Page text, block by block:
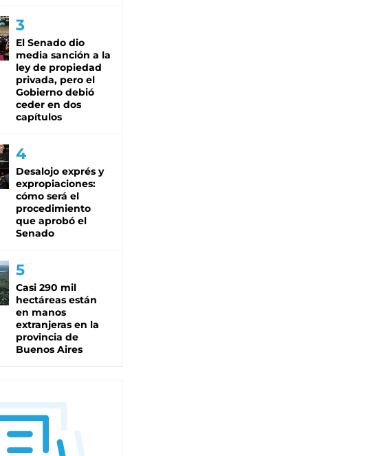
El Senado dio
media sanción a la
ley de propiedad
privada, pero el
Gobierno debió
ceder en dos
capítulos
Desalojo exprés y
expropiaciones:
cómo será el
procedimiento
que aprobó el
Senado
Casi 290 mil
hectáreas están
en manos
extranjeras en la
provincia de
Buenos Aires